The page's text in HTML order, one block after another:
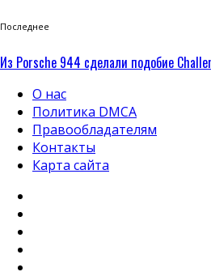
Последнее
Из Porsche 944 сделали подобие
О нас
Политика DMCA
Правообладателям
Контакты
Карта сайта